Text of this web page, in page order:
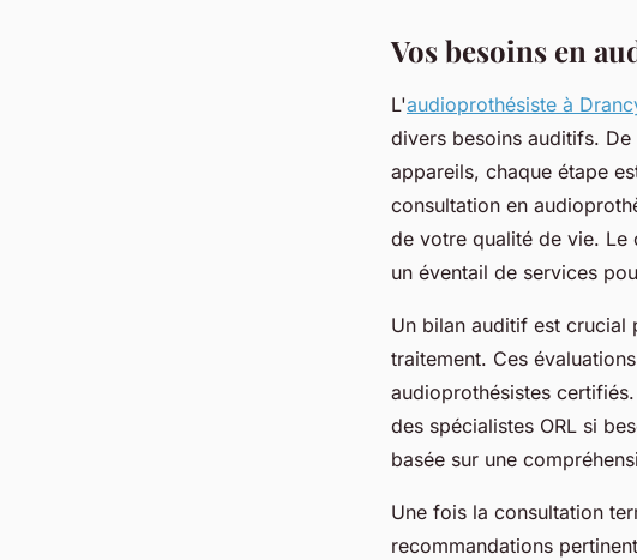
Vos besoins en
L'audioprothésiste à
divers besoins auditifs.
appareils, chaque étape
consultation en
de votre qualité de vie. Le
un éventail de services
Un bilan auditif est crucial
traitement. Ces
audioprothésistes
des spécialistes ORL si
basée sur une
Une fois la consultation
recommandations